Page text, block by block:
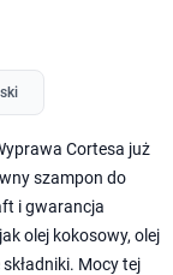
Cortesa już
szampon do
i gwarancja
olej kokosowy, olej
Mocy tej